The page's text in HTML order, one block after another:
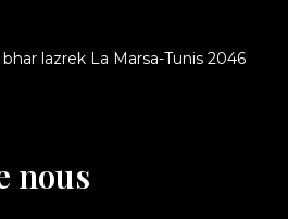
lazrek La Marsa-Tunis 2046
nous